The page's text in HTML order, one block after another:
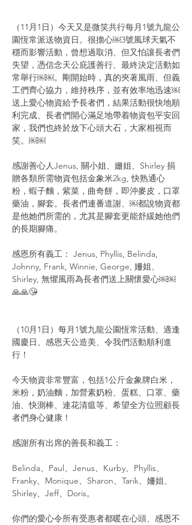
（11月1日）今天又是微笑共行每月1號九龍公
園恆常派送物資日。很擔心￼3號風球天氣不
穩而影響活動，曾想過取消、但又怕讓長者們
失望，憑信念天公庇護善行、最終決定活動如
常舉行￼￼。剛開始時，真的夾著風雨、但義
工們齊心協力，維持秩序，並有效率地迅速￼
送上愛心物資給予長者們，結果活動很快地順
利完成、長者們開心滿足地帶着物資包平安回
家，我們也終於放下心頭大石，大家相視而
笑。￼￼
感謝善心人Jenus, 關小姐、姗姐、Shirley 捐
贈各類所需物資包括金象米2kg, 快熟通心
粉，蝦子麵，紫菜，曲奇餅，即沖麥皮，口罩
藥油，腳套。長者們連番道謝、￼都說物資都
是他她們所需的，尤其是腳套更能舒緩她他們
的長期腳痛。
感恩所有義工： Jenus, Phyllis, Belinda,
Johnny, Frank, Winnie, George, 姍姐、
Shirley, 無懼風雨為長者們送上關懷愛心￼￼
🙏🙏😘
（10月1日）每月1號九龍公園恆常活動、適逢
國慶日、感恩天公造美、令我們活動順利進
行！
今天物資非常豐富，包括1公斤金象牌白米，
米粉，奶油麵，加營素奶粉、蛋糕、口罩、藥
油、快測棒、連花清瘟等、希望全方位照顧長
者們身心健康！
感謝所有出席的善長和義工：
Belinda、Paul、Jenus、Kurby、Phyllis、
Franky、Monique、Sharon、Tarik、姍姐、
Shirley、Jeff、Doris。
你們的愛心令所有受惠者都暖在心頭、感恩不